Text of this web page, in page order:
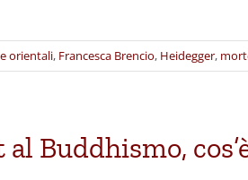
orientali, Francesca Brencio, Heidegger,
Buddhismo,